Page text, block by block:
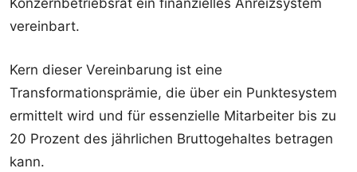
Konzernbetriebsrat ein finanzielles Anreizsystem
vereinbart.
Kern dieser Vereinbarung ist eine
Transformationsprämie, die über ein Punktesystem
ermittelt wird und für essenzielle Mitarbeiter bis zu
20 Prozent des jährlichen Bruttogehaltes betragen
kann.